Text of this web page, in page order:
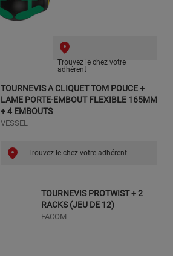
Trouvez le chez votre
adhérent
TOURNEVIS A CLIQUET TOM POUCE +
LAME PORTE-EMBOUT FLEXIBLE 165MM
+ 4 EMBOUTS
VESSEL
Trouvez le chez votre adhérent
TOURNEVIS PROTWIST + 2
RACKS (JEU DE 12)
FACOM